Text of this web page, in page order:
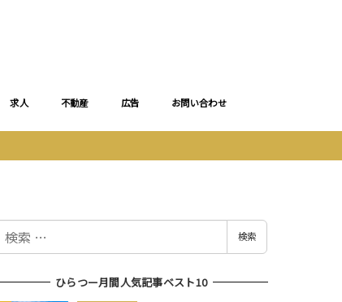
求人 不動産 広告 お問い合わせ
検索
ひらつー月間人気記事ベスト10